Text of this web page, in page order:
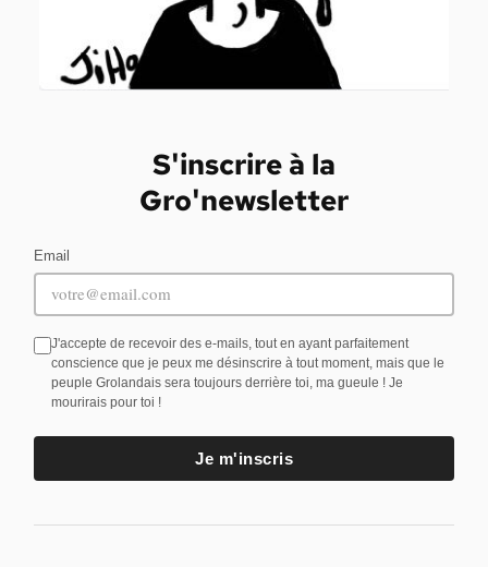
S'inscrire à la
Gro'newsletter
Email
J'accepte de recevoir des e-mails, tout en ayant parfaitement
conscience que je peux me désinscrire à tout moment, mais que le
peuple Grolandais sera toujours derrière toi, ma gueule ! Je
mourirais pour toi !
Je m'inscris